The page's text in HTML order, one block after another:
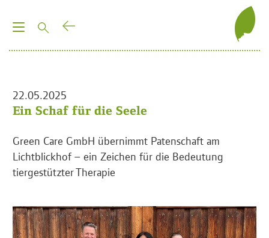
T
l
e
a
v
i
t
i
22.05.2025
Ein Schaf für die Seele
Green Care GmbH übernimmt Patenschaft am
Lichtblickhof – ein Zeichen für die Bedeutung
tiergestützter Therapie